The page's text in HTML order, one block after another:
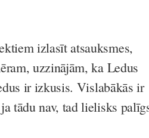
izlasīt atsauksmes,
uzzinājām, ka Ledus
ir izkusis. Vislabākās ir
tādu nav, tad lielisks